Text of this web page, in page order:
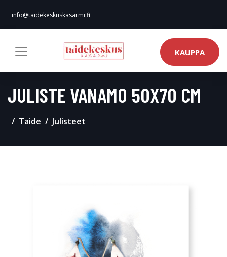
info@taidekeskuskasarmi.fi
KAUPPA
JULISTE VANAMO 50X70 CM
Taide Julisteet